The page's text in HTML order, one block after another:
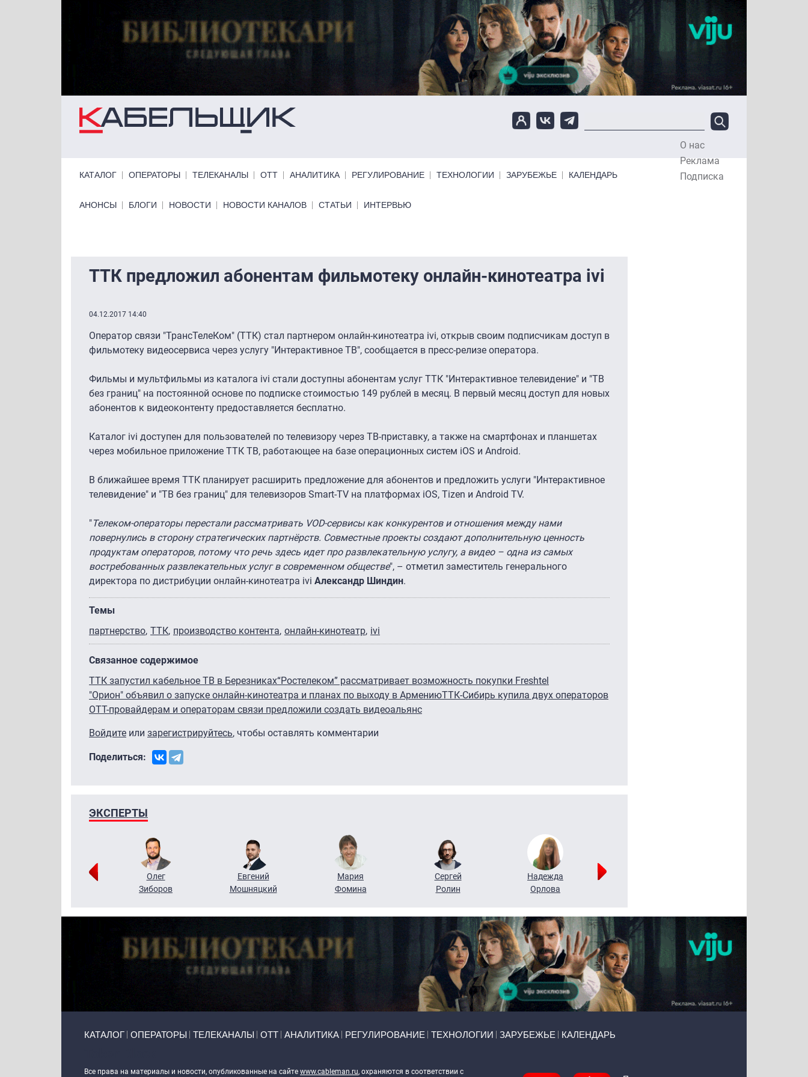
О нас
Реклама
Подписка
КАТАЛОГ ОПЕРАТОРЫ ТЕЛЕКАНАЛЫ ОТТ АНАЛИТИКА РЕГУЛИРОВАНИЕ ТЕХНОЛОГИИ ЗАРУБЕЖЬЕ КАЛЕНДАРЬ
Primary links bottom
АНОНСЫ БЛОГИ НОВОСТИ НОВОСТИ КАНАЛОВ СТАТЬИ ИНТЕРВЬЮ
ТТК предложил абонентам фильмотеку онлайн-кинотеатра ivi
04.12.2017 14:40
Оператор связи "ТрансТелеКом" (ТТК) стал партнером онлайн-кинотеатра ivi, открыв своим подписчикам доступ в
фильмотеку видеосервиса через услугу "Интерактивное ТВ", сообщается в пресс-релизе оператора.
Фильмы и мультфильмы из каталога ivi стали доступны абонентам услуг ТТК "Интерактивное телевидение" и "ТВ
без границ" на постоянной основе по подписке стоимостью 149 рублей в месяц. В первый месяц доступ для новых
абонентов к видеоконтенту предоставляется бесплатно.
Каталог ivi доступен для пользователей по телевизору через ТВ-приставку, а также на смартфонах и планшетах
через мобильное приложение ТТК ТВ, работающее на базе операционных систем iOS и Android.
В ближайшее время ТТК планирует расширить предложение для абонентов и предложить услуги "Интерактивное
телевидение" и "ТВ без границ" для телевизоров Smart-TV на платформах iOS, Tizen и Android TV.
"Телеком-операторы перестали рассматривать VOD-сервисы как конкурентов и отношения между нами
повернулись в сторону стратегических партнёрств. Совместные проекты создают дополнительную ценность
продуктам операторов, потому что речь здесь идет про развлекательную услугу, а видео – одна из самых
востребованных развлекательных услуг в современном обществе", – отметил заместитель генерального
директора по дистрибуции онлайн-кинотеатра ivi Александр Шиндин.
Темы
партнерство ТТК производство контента онлайн-кинотеатр ivi
Связанное содержимое
ТТК запустил кабельное ТВ в Березниках“Ростелеком” рассматривает возможность покупки Freshtel
"Орион" объявил о запуске онлайн-кинотеатра и планах по выходу в АрмениюТТК-Сибирь купила двух операторов
OTT-провайдерам и операторам связи предложили создать видеоальянс
Войдите или зарегистрируйтесь, чтобы оставлять комментарии
Поделиться:
ЭКСПЕРТЫ
Олег
Зиборов
Евгений
Мошняцкий
Мария
Фомина
Сергей
Ролин
Надежда
Орлова
КАТАЛОГ ОПЕРАТОРЫ ТЕЛЕКАНАЛЫ ОТТ АНАЛИТИКА РЕГУЛИРОВАНИЕ ТЕХНОЛОГИИ ЗАРУБЕЖЬЕ КАЛЕНДАРЬ
Все права на материалы и новости, опубликованные на сайте www.cableman.ru, охраняются в соответствии с